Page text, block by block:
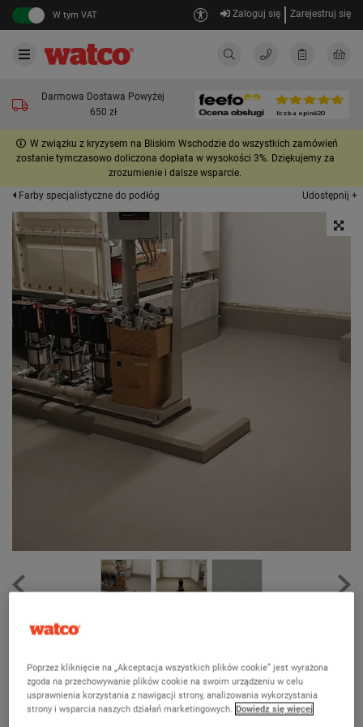
W tym VAT Zaloguj się Zarejestruj się
Darmowa Dostawa Powyżej
650 zł
W związku z kryzysem na Bliskim Wschodzie do wszystkich zamówień
zostanie tymczasowo doliczona dopłata w wysokości 3%. Dziękujemy za
zrozumienie i dalsze wsparcie.
Farby specjalistyczne do podłóg
Udostępnij +
Watco Powłoka do pomieszczeń
Elastyczna, wodoodporna ochrona podłóg pomieszczeń
Poprzez kliknięcie na „Akceptacja wszystkich plików cookie” jest wyrażona
zgoda na przechowywanie plików cookie na swoim urządzeniu w celu
usprawnienia korzystania z nawigacji strony, analizowania wykorzystania
strony i wsparcia naszych działań marketingowych. Dowiedz się więcej